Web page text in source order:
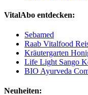
VitalAbo entdecken:
Sebamed
Raab Vitalfood
Kräutergarten
Life Light Sango
BIO Ayurveda
Neuheiten: